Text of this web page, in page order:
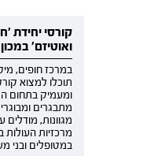
קורסי יחידת
ואוטיזם'
במרכז חופים,
תוכלו למצוא
ומעמיק בתחום
מתבגרים
מגוונות, מודלים
מרכזיות
במטופלים ובני